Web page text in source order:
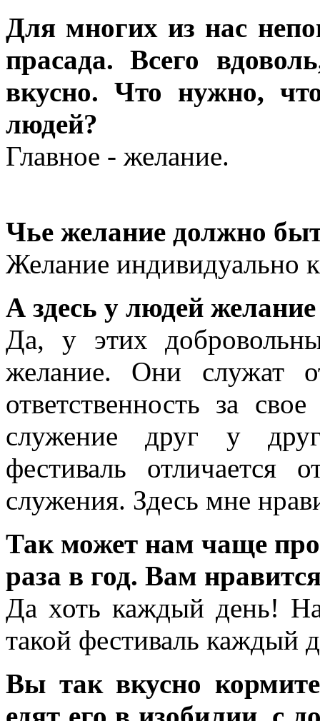
Для многих из нас
прасада. Всего
вкусно. Что нужно,
людей?
Главное - желание.
Чье желание должно
Желание индивидуально
А здесь у людей желание
Да, у этих
желание. Они служат
ответственность за
служение друг у
фестиваль отличается
служения. Здесь мне
Так может нам чаще
раза в год. Вам
Да хоть каждый день!
такой фестиваль каждый
Вы так вкусно